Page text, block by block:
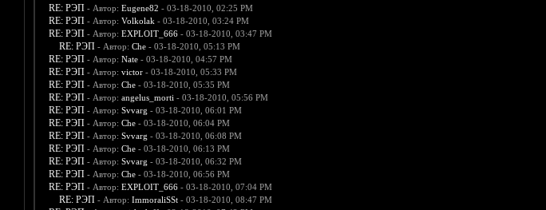
RE: РЭП - Автор: Eugene82 - 03-18-2010, 02:25 PM
RE: РЭП - Автор: Volkolak - 03-18-2010, 03:24 PM
RE: РЭП - Автор: EXPLOIT_666- 03-18-2010, 03:47 PM
RE: РЭП - Автор: Che- 03-18-2010, 05:13 PM
RE: РЭП - Автор: Nate- 03-18-2010, 04:57 PM
RE: РЭП - Автор: victor- 03-18-2010, 05:33 PM
RE: РЭП - Автор: Che- 03-18-2010, 05:35 PM
RE: РЭП - Автор: angelus_morti - 03-18-2010, 05:56 PM
RE: РЭП - Автор: Svvarg - 03-18-2010, 06:01 PM
RE: РЭП - Автор: Che- 03-18-2010, 06:04 PM
RE: РЭП - Автор: Svvarg - 03-18-2010, 06:08 PM
RE: РЭП - Автор: Che- 03-18-2010, 06:13 PM
RE: РЭП - Автор: Svvarg - 03-18-2010, 06:32 PM
RE: РЭП - Автор: Che- 03-18-2010, 06:56 PM
RE: РЭП - Автор: EXPLOIT_666- 03-18-2010, 07:04 PM
RE: РЭП - Автор: ImmoraliSSt- 03-18-2010, 08:47 PM